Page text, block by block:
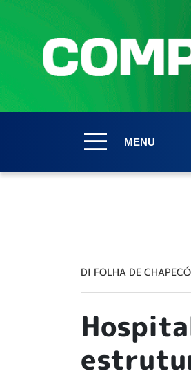
MENU
DI FOLHA DE CHAPECÓ